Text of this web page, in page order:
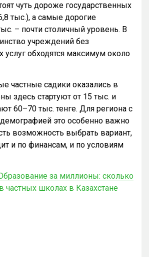
чуть дороже государственных
тыс.), а самые дорогие
– почти столичный уровень. В
учреждений без
услуг обходятся максимум около
частные садики оказались в
здесь стартуют от 15 тыс. и
60–70 тыс. тенге. Для региона с
это особенно важно
возможность выбрать вариант,
и по финансам, и по условиям
за миллионы: сколько
частных школах в Казахстане